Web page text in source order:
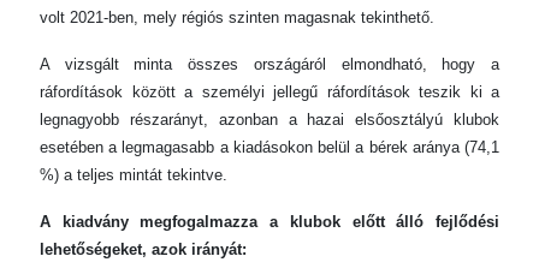
volt 2021-ben, mely régiós szinten magasnak tekinthető.
A vizsgált minta összes országáról elmondható, hogy a
ráfordítások között a személyi jellegű ráfordítások teszik ki a
legnagyobb részarányt, azonban a hazai elsőosztályú klubok
esetében a legmagasabb a kiadásokon belül a bérek aránya (74,1
%) a teljes mintát tekintve.
A kiadvány megfogalmazza a klubok előtt álló fejlődési
lehetőségeket, azok irányát: